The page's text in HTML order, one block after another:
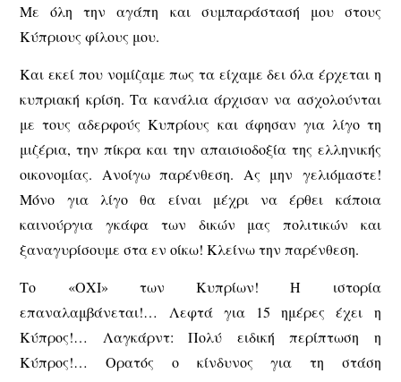
Με όλη την αγάπη και συμπαράστασή μου στους
Κύπριους φίλους μου.
Και εκεί που νομίζαμε πως τα είχαμε δει όλα έρχεται η
κυπριακή κρίση. Τα κανάλια άρχισαν να ασχολούνται
με τους αδερφούς Κυπρίους και άφησαν για λίγο τη
μιζέρια, την πίκρα και την απαισιοδοξία της ελληνικής
οικονομίας. Ανοίγω παρένθεση. Ας μην γελιόμαστε!
Μόνο για λίγο θα είναι μέχρι να έρθει κάποια
καινούργια γκάφα των δικών μας πολιτικών και
ξαναγυρίσουμε στα εν οίκω! Κλείνω την παρένθεση.
Το «ΟΧΙ» των Κυπρίων! Η ιστορία
επαναλαμβάνεται!… Λεφτά για 15 ημέρες έχει η
Κύπρος!… Λαγκάρντ: Πολύ ειδική περίπτωση η
Κύπρος!… Ορατός ο κίνδυνος για τη στάση